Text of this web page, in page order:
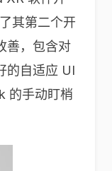
其第二个开
善，包含对
的自适应 UI
的手动盯梢